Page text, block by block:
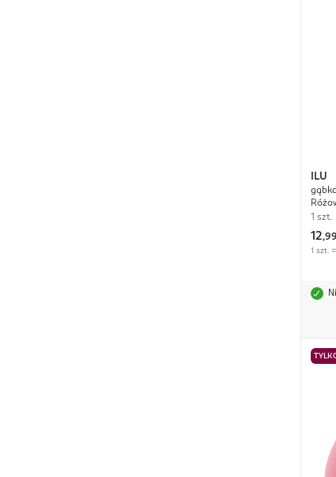
ILU
1 szt.
12,
1 szt.